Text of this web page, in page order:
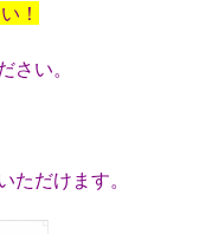
！
さい。
ただけます。